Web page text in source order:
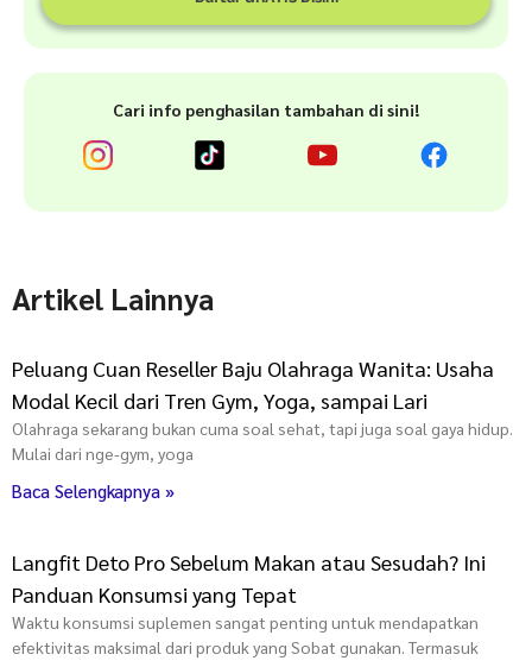
Cari info penghasilan tambahan di sini!
Artikel Lainnya
Peluang Cuan Reseller Baju Olahraga Wanita: Usaha
Modal Kecil dari Tren Gym, Yoga, sampai Lari
Olahraga sekarang bukan cuma soal sehat, tapi juga soal gaya hidup.
Mulai dari nge-gym, yoga
Baca Selengkapnya »
Langfit Deto Pro Sebelum Makan atau Sesudah? Ini
Panduan Konsumsi yang Tepat
Waktu konsumsi suplemen sangat penting untuk mendapatkan
efektivitas maksimal dari produk yang Sobat gunakan. Termasuk